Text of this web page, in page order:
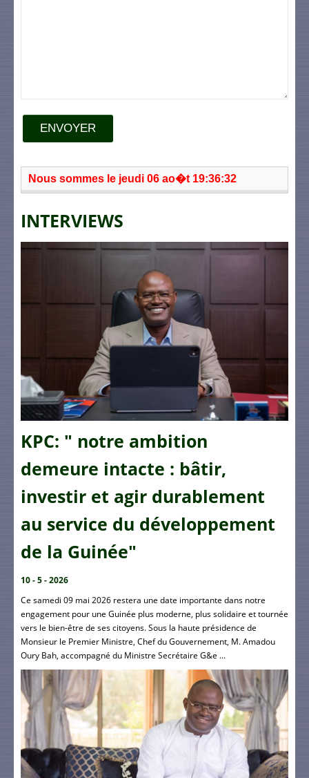
ENVOYER
Nous sommes le jeudi 06 ao�t 19:36:32
INTERVIEWS
KPC: " notre ambition
demeure intacte : bâtir,
investir et agir durablement
au service du développement
de la Guinée"
10 - 5 - 2026
Ce samedi 09 mai 2026 restera une date importante dans notre
engagement pour une Guinée plus moderne, plus solidaire et tournée
vers le bien-être de ses citoyens. Sous la haute présidence de
Monsieur le Premier Ministre, Chef du Gouvernement, M. Amadou
Oury Bah, accompagné du Ministre Secrétaire G&e ...